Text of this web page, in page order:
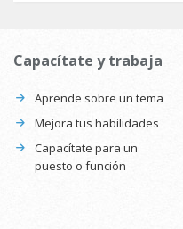
Capacítate y trabaja
Aprende sobre un tema
Mejora tus habilidades
Capacítate para un
puesto o función